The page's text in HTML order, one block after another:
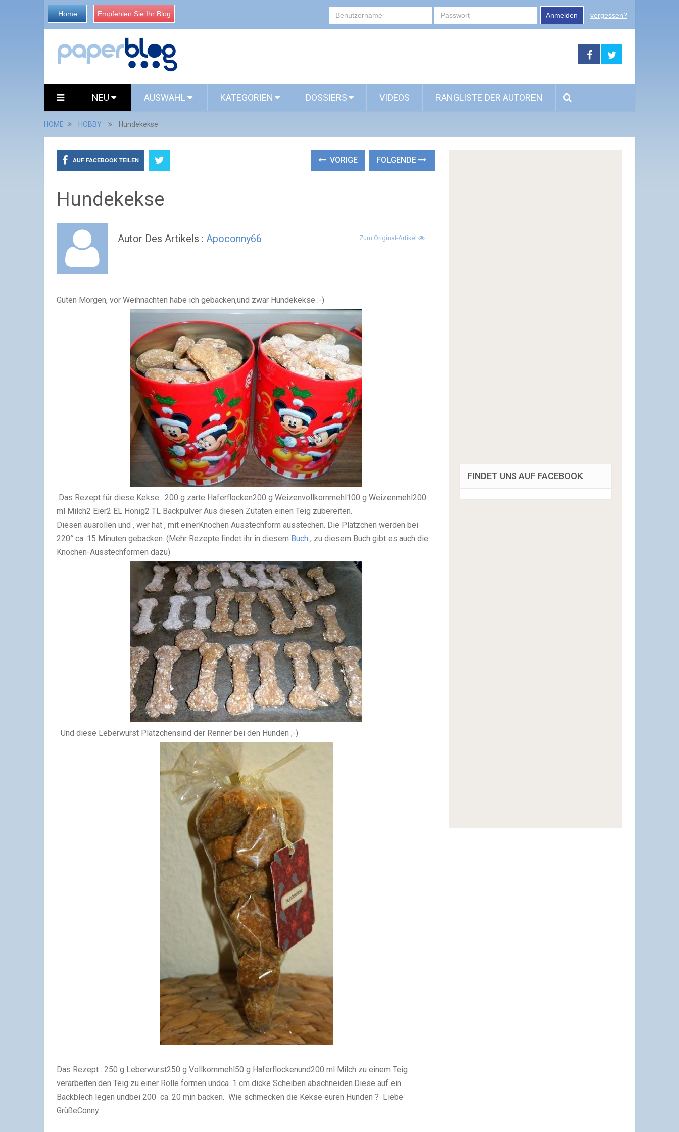
Home Empfehlen Sie Ihr Blog Anmelden vergessen?
NEU AUSWAHL KATEGORIEN DOSSIERS VIDEOS RANGLISTE DER AUTOREN
HOME HOBBY Hundekekse
AUF FACEBOOK TEILEN VORIGE FOLGENDE
Hundekekse
Autor Des Artikels : Apoconny66 Zum Original-Artikel
Guten Morgen, vor Weihnachten habe ich gebacken,und zwar Hundekekse :-)
Das Rezept für diese Kekse : 200 g zarte Haferflocken200 g Weizenvollkornmehl100 g Weizenmehl200
ml Milch2 Eier2 EL Honig2 TL Backpulver Aus diesen Zutaten einen Teig zubereiten.
Diesen ausrollen und , wer hat , mit einerKnochen Ausstechform ausstechen. Die Plätzchen werden bei
220° ca. 15 Minuten gebacken. (Mehr Rezepte findet ihr in diesem Buch , zu diesem Buch gibt es auch die
Knochen-Ausstechformen dazu)
Und diese Leberwurst Plätzchensind der Renner bei den Hunden ;-)
Das Rezept : 250 g Leberwurst250 g Vollkornmehl50 g Haferflockenund200 ml Milch zu einem Teig
verarbeiten.den Teig zu einer Rolle formen undca. 1 cm dicke Scheiben abschneiden.Diese auf ein
Backblech legen undbei 200 ca. 20 min backen. Wie schmecken die Kekse euren Hunden ? Liebe
GrüßeConny
FINDET UNS AUF FACEBOOK